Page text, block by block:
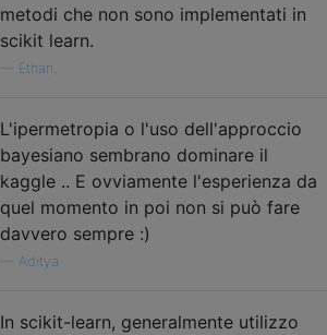
metodi che non sono implementati in
scikit learn.
Ethan,
L'ipermetropia o l'uso dell'approccio
bayesiano sembrano dominare il
kaggle .. E ovviamente l'esperienza da
quel momento in poi non si può fare
davvero sempre :)
Aditya
In scikit-learn, generalmente utilizzo